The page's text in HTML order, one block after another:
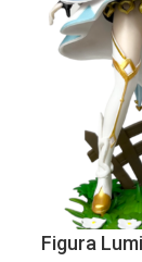
Figura